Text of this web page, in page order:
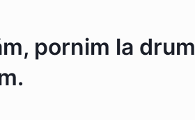
pornim la drum